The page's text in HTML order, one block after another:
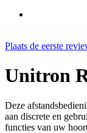
Plaats de eerste
Unitron
Deze
aan discrete en
functies van uw